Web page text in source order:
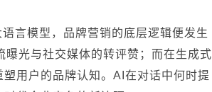
言模型，品牌营销的底层逻辑便发生
光与社交媒体的转评赞；而在生成式
用户的品牌认知。AI在对话中何时提